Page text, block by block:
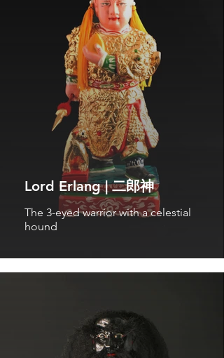
Lord Erlang | 二郎神
The 3-eyed warrior with a celestial
hound